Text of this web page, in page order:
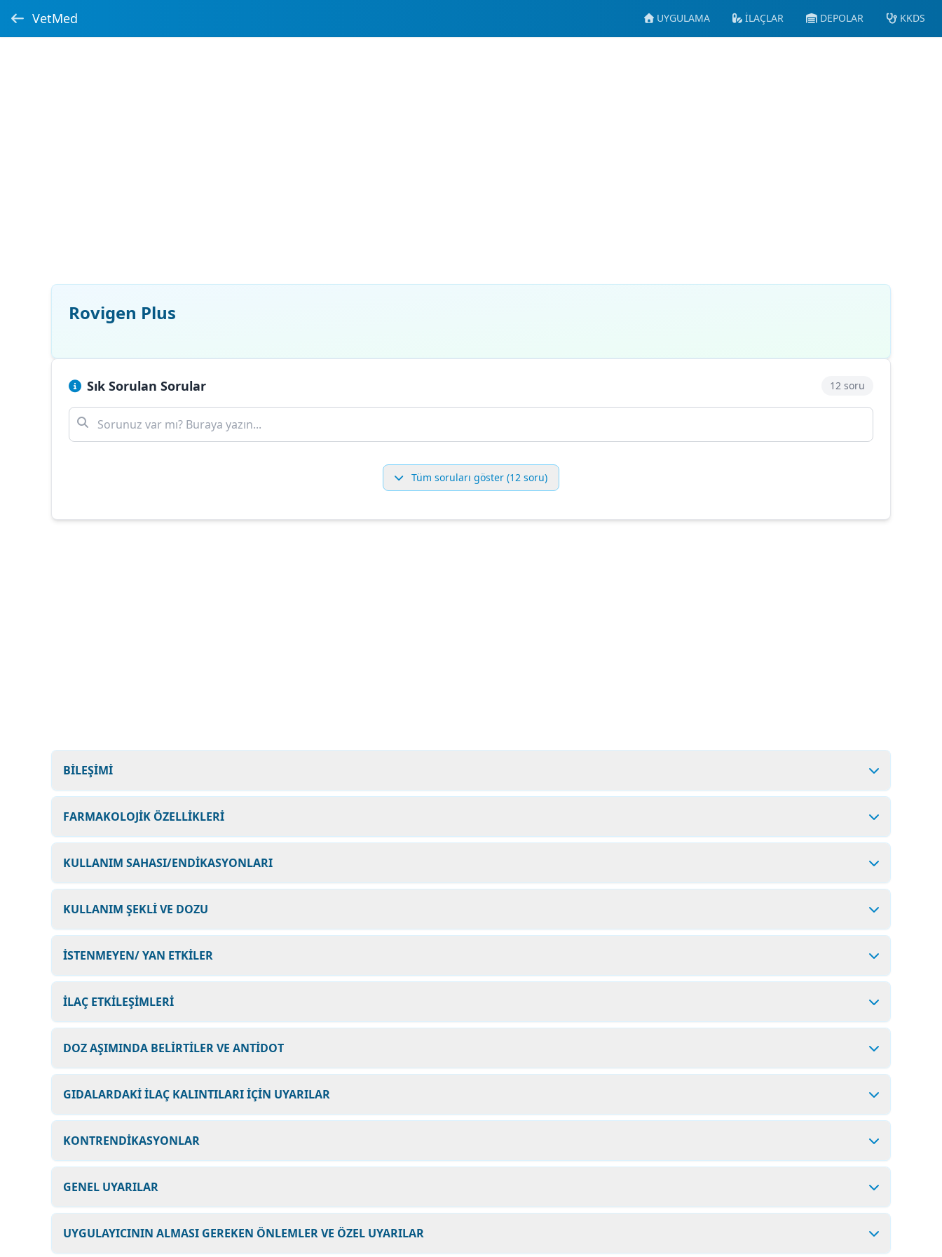
VetMed UYGULAMA İLAÇLAR DEPOLAR KKDS
Rovigen Plus
Sık Sorulan Sorular 12 soru
Tüm soruları göster (12 soru)
BİLEŞİMİ
FARMAKOLOJİK ÖZELLİKLERİ
KULLANIM SAHASI/ENDİKASYONLARI
KULLANIM ŞEKLİ VE DOZU
İSTENMEYEN/ YAN ETKİLER
İLAÇ ETKİLEŞİMLERİ
DOZ AŞIMINDA BELİRTİLER VE ANTİDOT
GIDALARDAKİ İLAÇ KALINTILARI İÇİN UYARILAR
KONTRENDİKASYONLAR
GENEL UYARILAR
UYGULAYICININ ALMASI GEREKEN ÖNLEMLER VE ÖZEL UYARILAR